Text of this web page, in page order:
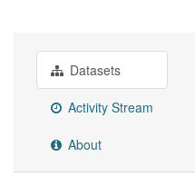
Datasets
Activity Stream
About